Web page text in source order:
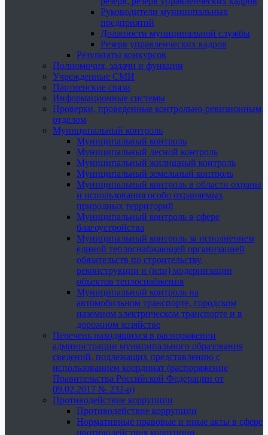
Руководители муниципальных
предприятий
Должности муниципальной службы
Резерв управленческих кадров
Результаты конкурсов
Полномочия, задачи и функции
Учрежденные СМИ
Партнерские связи
Информационные системы
Проверки, проведенные контрольно-ревизионным
отделом
Муниципальный контроль
Муниципальный контроль
Муниципальный лесной контроль
Муниципальный жилищный контроль
Муниципальный земельный контроль
Муниципальный контроль в области охраны
и использования особо охраняемых
природных территорий
Муниципальный контроль в сфере
благоустройства
Муниципальный контроль за исполнением
единой теплоснабжающей организацией
обязательств по строительству,
реконструкции и (или) модернизации
объектов теплоснабжения
Муниципальный контроль на
автомобильном транспорте, городском
наземном электрическом транспорте и в
дорожном хозяйстве
Перечень находящихся в распоряжении
администрации муниципального образования
сведений, подлежащих представлению с
использованием координат (распоряжение
Правительства Российской Федерации от
09.02.2017 № 232-р)
Противодействие коррупции
Противодействие коррупции
Нормативные правовые и иные акты в сфере
противодействия коррупции